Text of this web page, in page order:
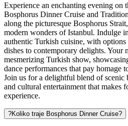
Experience an enchanting evening on
Bosphorus Dinner Cruise and
along the picturesque Bosphorus
modern wonders of Istanbul. Indulge
authentic Turkish cuisine, with
dishes to contemporary delights. Your
mesmerizing Turkish show,
dance performances that pay homage
Join us for a delightful blend of scenic
and cultural entertainment that makes
experience.
?Koliko traje Bosphorus Dinner Cruise?